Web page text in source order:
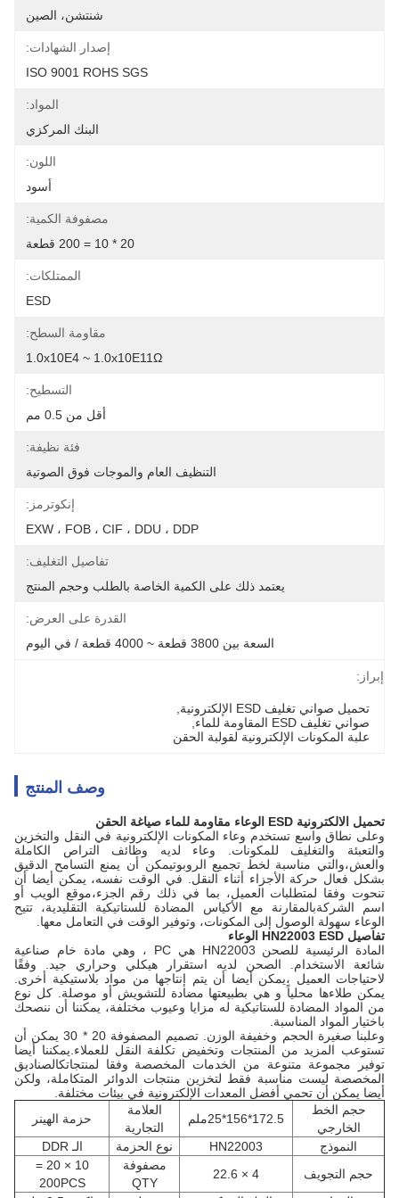
شنتشن، الصين
إصدار الشهادات:
ISO 9001 ROHS SGS
المواد:
البنك المركزي
اللون:
أسود
مصفوفة الكمية:
20 * 10 = 200 قطعة
الممتلكات:
ESD
مقاومة السطح:
1.0x10E4 ~ 1.0x10E11Ω
التسطيح:
أقل من 0.5 مم
فئة نظيفة:
التنظيف العام والموجات فوق الصوتية
إنكوترمز:
EXW ، FOB ، CIF ، DDU ، DDP
تفاصيل التغليف:
يعتمد ذلك على الكمية الخاصة بالطلب وحجم المنتج
القدرة على العرض:
السعة بين 3800 قطعة ~ 4000 قطعة / في اليوم
إبراز:
تحميل صواني تغليف ESD الإلكترونية
,
صواني تغليف ESD المقاومة للماء
,
علبة المكونات الإلكترونية لقولبة الحقن
وصف المنتج
تحميل الالكترونية ESD الوعاء مقاومة للماء صياغة الحقن
وعلى نطاق واسع تستخدم وعاء المكونات الإلكترونية في النقل والتخزين
والتعبئة والتغليف للمكونات. وعاء لديه وظائف التراص الكاملة
والعش،والتي مناسبة لخط تجميع الروبوتيمكن أن يمنع التسامح الدقيق
بشكل فعال حركة الأجزاء أثناء النقل. في الوقت نفسه، يمكن أيضا أن
تنحوت وفقا لمتطلبات العميل، بما في ذلك رقم الجزء،موقع الويب أو
اسم الشركةبالمقارنة مع الأكياس المضادة للستاتيكية التقليدية، تتيح
الوعاء سهولة الوصول إلى المكونات، وتوفير الوقت في التعامل معها.
تفاصيل HN22003 ESD الوعاء
المادة الرئيسية للصحن HN22003 هي PC ، وهي مادة خام صناعية
شائعة الاستخدام. الصحن لديه استقرار هيكلي وحراري جيد. وفقًا
لاحتياجات العميل ،يمكن أيضا أن يتم إنتاجها من مواد بلاستيكية أخرى.
يمكن طلاءها محلياً و هي بطبيعتها مضادة للتشويش أو موصلة. كل نوع
من المواد المضادة للستاتيكية له مزايا وعيوب مختلفة، يمكننا أن ننصحك
باختيار المواد المناسبة.
وعلبنا صغيرة الحجم وخفيفة الوزن. تصميم المصفوفة 20 * 30 يمكن أن
تستوعب المزيد من المنتجات وتخفيض تكلفة النقل للعملاء.يمكننا أيضا
توفير مجموعة متنوعة من الخدمات المخصصة وفقا لمنتجاتكالصناديق
المخصصة ليست مناسبة فقط لتخزين منتجات الدوائر المتكاملة، ولكن
أيضا يمكن أن تحمي أفضل المعدات الإلكترونية في بيئات مختلفة.
حجم الخط
الخارجي
172.5*156*25ملم
العلامة
التجارية
حزمة الهينر
النموذج
HN22003 نوع الحزمة
الـ DDR
حجم التجويف
4 × 22.6
مصفوفة
QTY
10 × 20 =
200PCS